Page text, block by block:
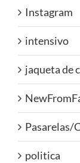
Instagram
intensivo
jaqueta de
Pasarelas/
politica